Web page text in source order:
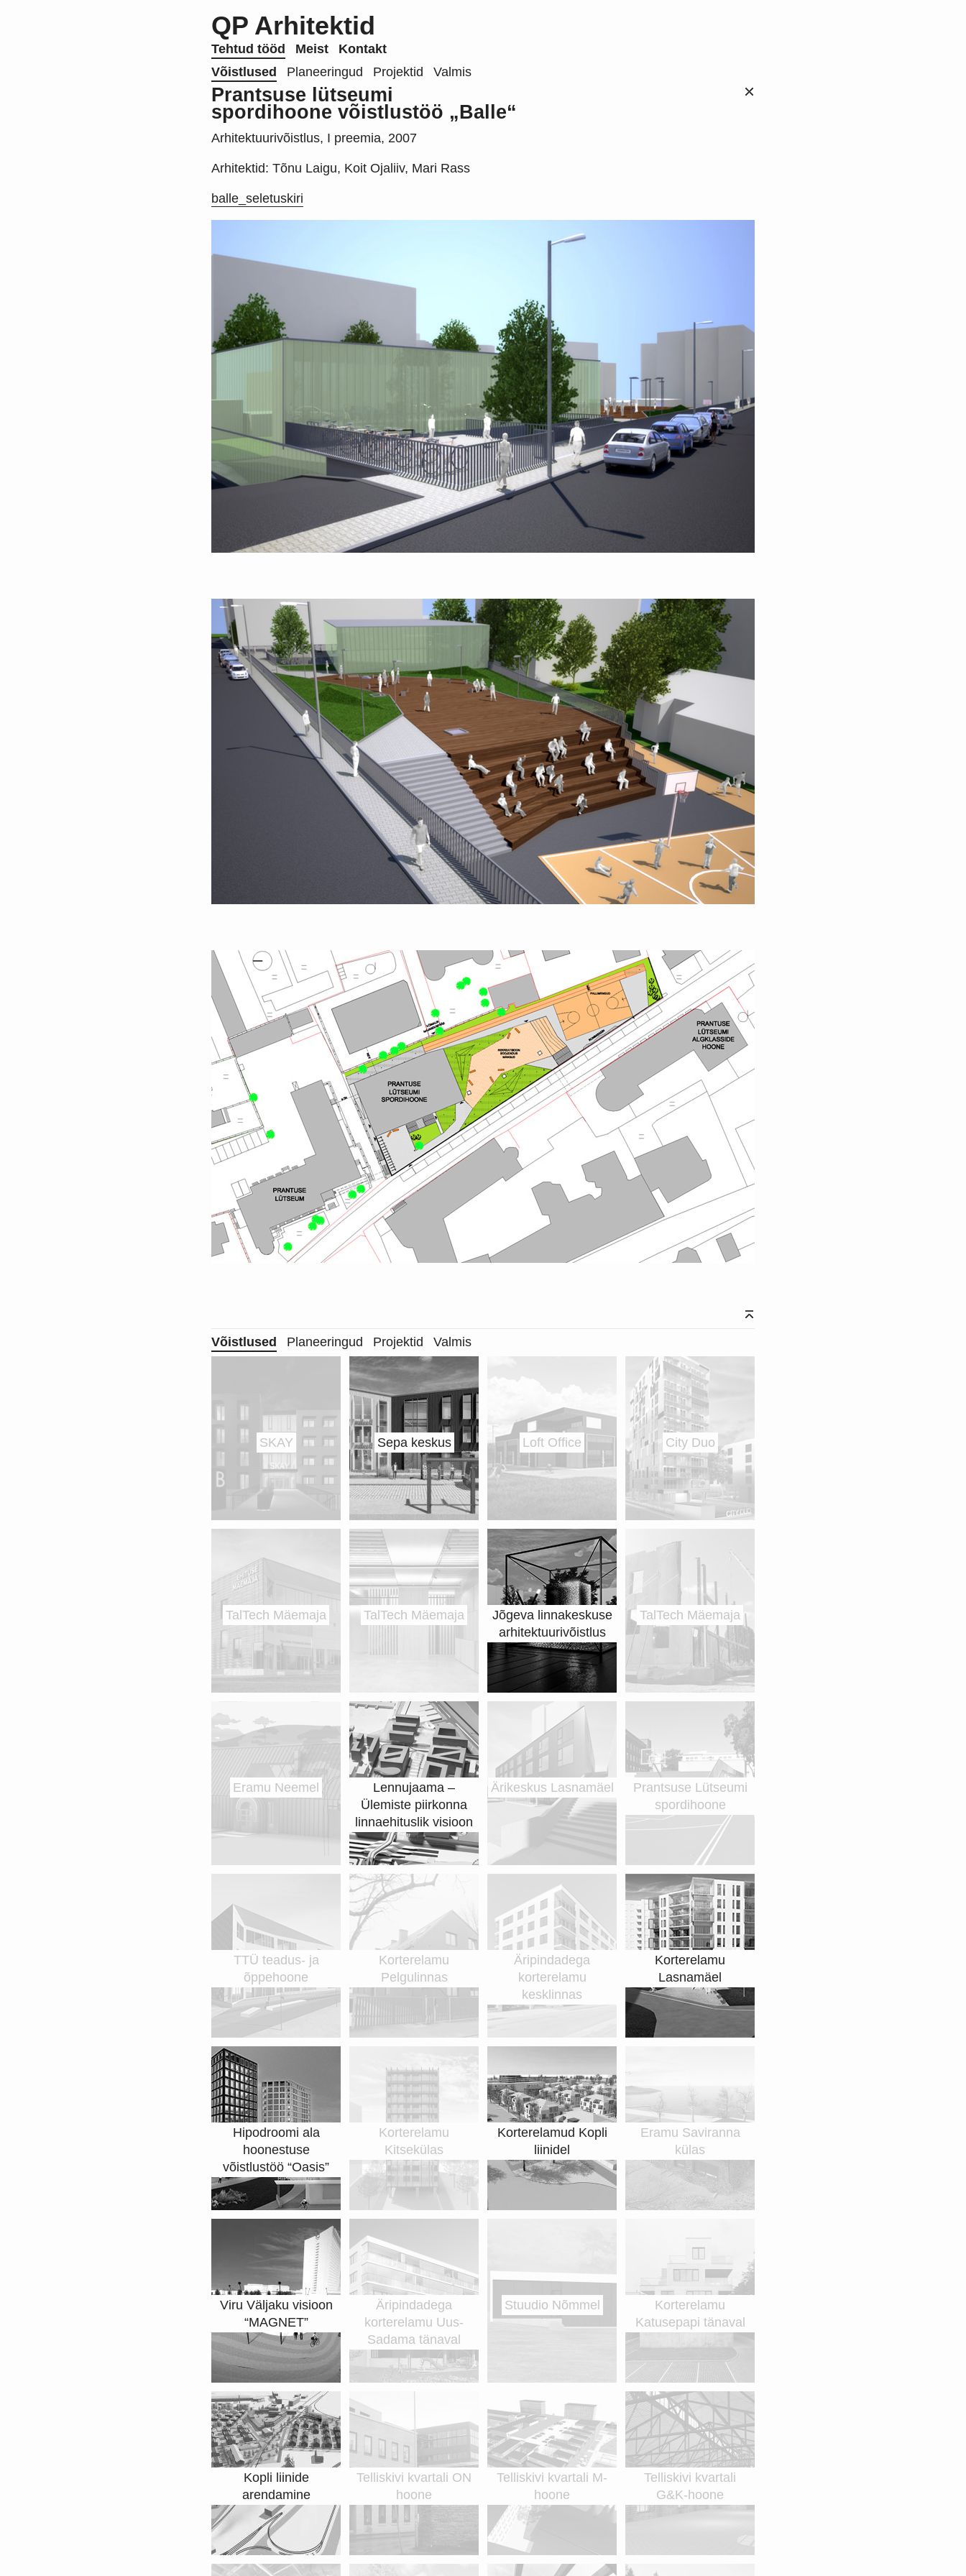
QP Arhitektid
Tehtud tööd Meist
Kontakt
Võistlused
Planeeringud Projektid Valmis
Prantsuse lütseumi
spordihoone võistlustöö „Balle“
Arhitektuurivõistlus, I preemia, 2007
Arhitektid: Tõnu Laigu, Koit Ojaliiv, Mari Rass
balle_seletuskiri
Võistlused Planeeringud Projektid Valmis
SKAY Sepa keskus Loft Office City Duo
TalTech Mäemaja TalTech Mäemaja
Jõgeva linnakeskuse
arhitektuurivõistlus
TalTech Mäemaja
Eramu Neemel
Lennujaama –
Ülemiste piirkonna
linnaehituslik visioon
Ärikeskus Lasnamäel
Prantsuse Lütseumi
spordihoone
TTÜ teadus- ja
õppehoone
Korterelamu
Pelgulinnas
Äripindadega
korterelamu
kesklinnas
Korterelamu
Lasnamäel
Hipodroomi ala
hoonestuse
võistlustöö “Oasis”
Korterelamu
Kitsekülas
Korterelamud Kopli
liinidel
Eramu Saviranna
külas
Viru Väljaku visioon
“MAGNET”
Äripindadega
korterelamu Uus-
Sadama tänaval
Stuudio Nõmmel
Korterelamu
Katusepapi tänaval
Kopli liinide
arendamine
Telliskivi kvartali ON
hoone
Telliskivi kvartali M-
hoone
Telliskivi kvartali
G&K-hoone